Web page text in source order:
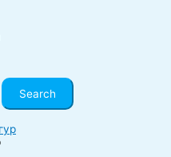
Search